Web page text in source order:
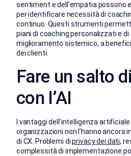
sentiment e dell’empatia possono
per identificare necessità di
continuo. Questi strumenti
piani di coaching personalizzati e
miglioramento sistemico, a
dei clienti.
Fare un salto
con l’AI
I vantaggi dell’intelligenza
organizzazioni non l’hanno ancora
di CX. Problemi diprivacy dei dati,
complessità di implementazione